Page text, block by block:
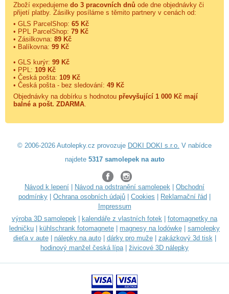
Zboží expedujeme do 3 pracovních dnů ode dne objednávky či
přijetí platby. Zásilky posíláme s těmito partnery v cenách od:
• GLS ParcelShop: 65 Kč
• PPL ParcelShop: 79 Kč
• Zásilkovna: 89 Kč
• Balíkovna: 99 Kč
• GLS kurýr: 99 Kč
• PPL: 109 Kč
• Česká pošta: 109 Kč
• Česká pošta - bez sledování: 49 Kč
Objednávky na dobírku s hodnotou převyšující 1 000 Kč mají
balné a pošt. ZDARMA
© 2006-2026 Autolepky.cz provozuje DOKI DOKI s.r.o. V nabídce
najdete 5317 samolepek na auto
Návod k lepení Návod na odstranění samolepek
Obchodní
podmínky
Ochrana osobních údajů Cookies Reklamační řád
Impressum
výroba 3D samolepek
kalendáře z vlastních fotek
fotomagnetky na
ledničku
kühlschrank fotomagnete magnesy na lodówkę
samolepky
dieťa v aute| nálepky na auto| dárky pro muže| zakázkový 3d tisk|
hodinový manžel česká lípa| živicové 3D nálepky